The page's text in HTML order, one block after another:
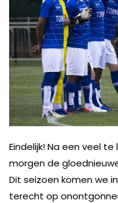
Eindelijk! Na een veel
morgen de
Dit seizoen komen we
terecht op